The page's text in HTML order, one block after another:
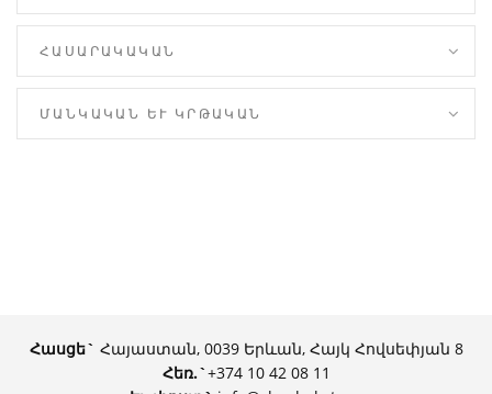
ՀԱՍԱՐԱԿԱԿԱՆ
ՄԱՆԿԱԿԱՆ ԵՒ ԿՐԹԱԿԱՆ
Հասցե` Հայաստան, 0039 Երևան, Հայկ Հովսեփյան 8
Հեռ.`+374 10 42 08 11